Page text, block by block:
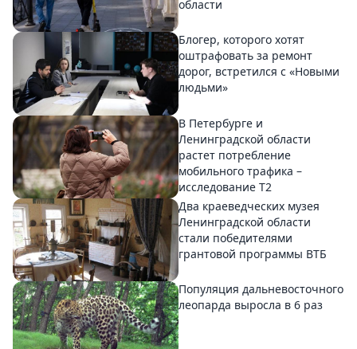
области
Блогер, которого хотят
оштрафовать за ремонт
дорог, встретился с «Новыми
людьми»
В Петербурге и
Ленинградской области
растет потребление
мобильного трафика –
исследование T2
Два краеведческих музея
Ленинградской области
стали победителями
грантовой программы ВТБ
Популяция дальневосточного
леопарда выросла в 6 раз